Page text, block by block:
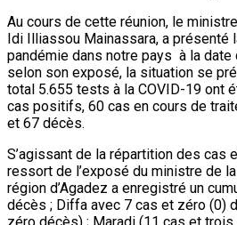
Au cours de cette réunion, le
Idi Illiassou Mainassara, a présenté
pandémie dans notre pays à la date
selon son exposé, la situation se
total 5.655 tests à la COVID-19 ont
cas positifs, 60 cas en cours de
et 67 décès.
S’agissant de la répartition des cas
ressort de l’exposé du ministre de
région d’Agadez a enregistré un
décès ; Diffa avec 7 cas et zéro (0)
zéro décès) ; Maradi (11 cas et